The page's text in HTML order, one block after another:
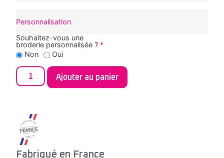
Personnalisation
Souhaitez-vous une
broderie personnalisée ? *
Non
Oui
Ajouter au panier
Fabriqué en France